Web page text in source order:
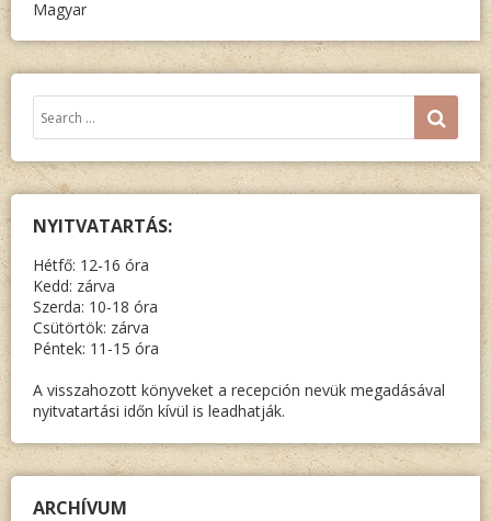
“PRINZ
Magyar
Keresés:
NYITVATARTÁS:
Hétfő: 12-16 óra
Kedd: zárva
Szerda: 10-18 óra
Csütörtök: zárva
Péntek: 11-15 óra
A visszahozott könyveket a recepción nevük megadásával
nyitvatartási időn kívül is leadhatják.
ARCHÍVUM